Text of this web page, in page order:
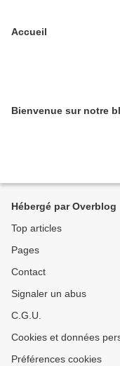
Accueil
Bienvenue sur notre
Hébergé par Overblog
Top articles
Pages
Contact
Signaler un abus
C.G.U.
Cookies et données
Préférences cookies